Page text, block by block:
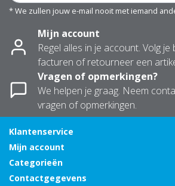
* We zullen jouw e-mail nooit met iemand
Mijn account
Regel alles in je account. Volg je
facturen of retourneer een
Vragen of opmerkingen?
We helpen je graag. Neem
vragen of opmerkingen.
Klantenservice
Mijn account
Categorieën
Contactgegevens